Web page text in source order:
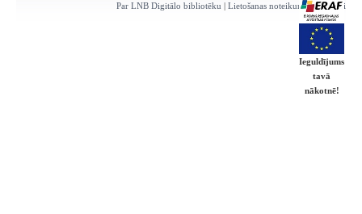
Par LNB Digitālo bibliotēku | Lietošanas noteikumi | Kontakti
Ieguldījums
tavā
nākotnē!